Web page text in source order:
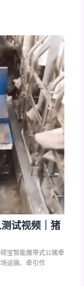
试视频｜猪
宝智能履带式公猪牵
运输、牵引作